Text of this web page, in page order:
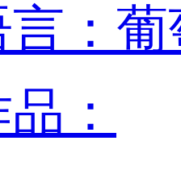
：
：